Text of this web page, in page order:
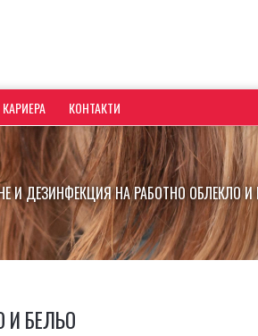
КАРИЕРА КОНТАКТИ
И ДЕЗИНФЕКЦИЯ НА РАБОТНО ОБЛЕКЛО И
И БЕЛЬО